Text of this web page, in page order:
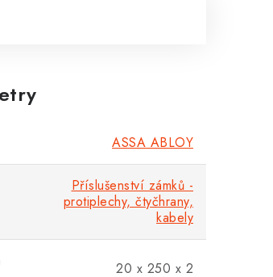
ASSA ABLOY
Příslušenství zámků -
protiplechy, čtyčhrany,
kabely
20 x 250 x 2